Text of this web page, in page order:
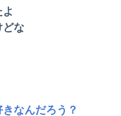
どな
なんだろう？